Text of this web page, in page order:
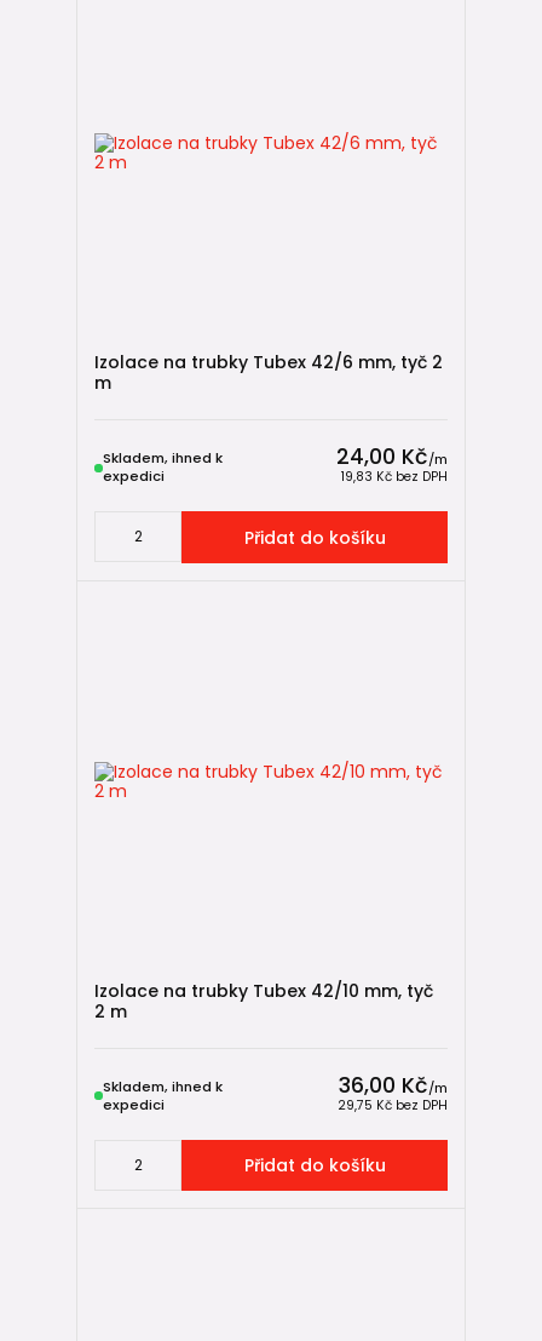
uzavření podélného řezu
Potrubní izolace Tubex je dodávána s podélným řezem,
✅ zabránit rozevírání izolace
✅ zajistit čistší a profesionálnější vzhled instalace
technických místnostech nebo všude tam, kde může být
izolace vystavena mechanickému namáhání.
potrubí ke stěně nebo stropu slouží potrubní příchytky
Izolace na trubky Tubex 42/6 mm, tyč 2
m
24,00 Kč/m
19,83 Kč bez DPH
Skladem, ihned k
expedici
Přidat do košíku
Izolace na trubky Tubex 42/10 mm, tyč
2 m
36,00 Kč/m
29,75 Kč bez DPH
Skladem, ihned k
expedici
Přidat do košíku